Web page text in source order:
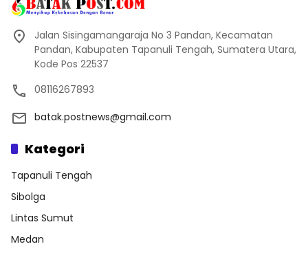
Jalan Sisingamangaraja No 3 Pandan, Kecamatan
Pandan, Kabupaten Tapanuli Tengah, Sumatera Utara,
Kode Pos 22537
08116267893
batak.postnews@gmail.com
Kategori
Tapanuli Tengah
Sibolga
Lintas Sumut
Medan